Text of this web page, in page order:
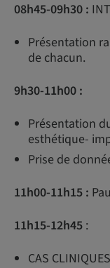
08h45-09h30 :
Présentation
de chacun.
9h30-11h00 :
Présentation
esthétique-
Prise de
11h00-11h15 :
11h15-12h45 :
CAS